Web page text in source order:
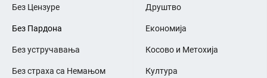
Без Цензуре
Без Пардона
Без устручавања
Без страха са Немањом
Друштво
Економија
Косово и Метохија
Култура